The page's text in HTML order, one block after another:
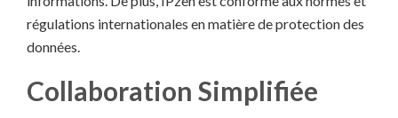
régulations internationales en matière de protection des
données.
Collaboration Simplifiée